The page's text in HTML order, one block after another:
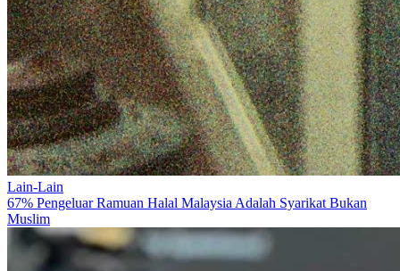
Lain-Lain
67% Pengeluar Ramuan Halal Malaysia Adalah Syarikat Bukan
Muslim